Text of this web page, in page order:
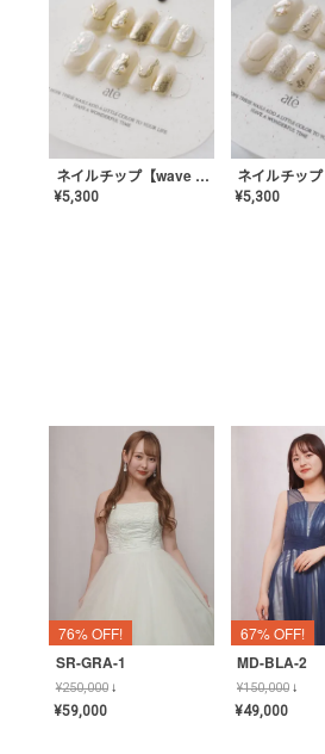
ネイルチップ【wave mirror】AE-CONA-04
¥5,300 ¥5,300
76% OFF!
SR-GRA-1
¥250,000↓
¥59,000
67% OFF!
MD-BLA-2
¥150,000↓
¥49,000